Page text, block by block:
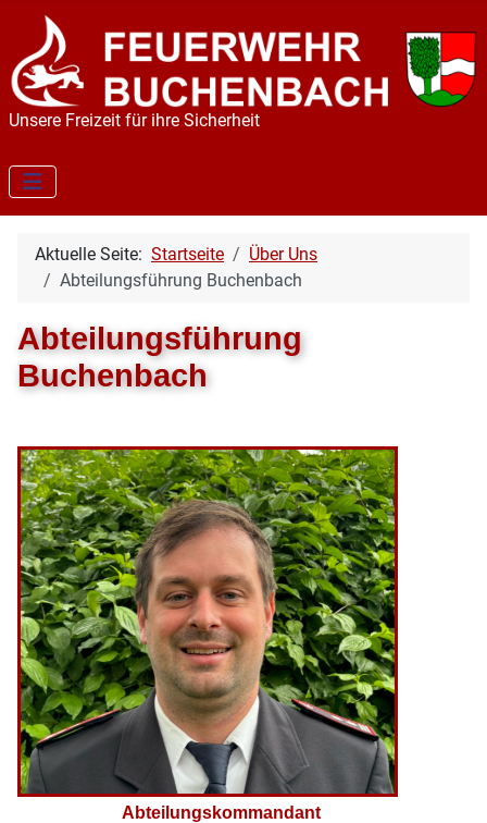
Unsere Freizeit für ihre Sicherheit
Aktuelle Seite: Startseite
Über Uns
Abteilungsführung Buchenbach
Abteilungsführung
Buchenbach
Abteilungskommandant